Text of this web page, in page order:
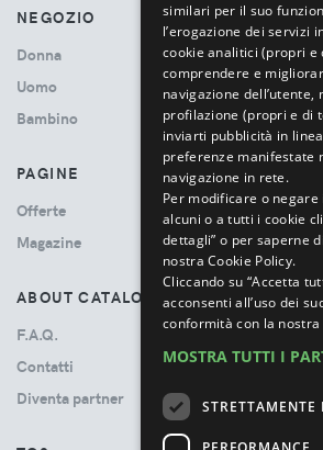
NEGOZIO
Donna
Uomo
Bambino
PAGINE
Offerte
Magazine
ABOUT CATALOVE
F.A.Q.
Contatti
Diventa partner
similari per il suo
l’erogazione dei servizi
cookie analitici (propri
comprendere e
navigazione dell’utente,
profilazione (propri e di
inviarti pubblicità in
preferenze manifestate
navigazione in rete.
Per modificare o negare
alcuni o a tutti i cookie
dettagli” o per saperne
nostra Cookie Policy.
Cliccando su “Accetta
acconsenti all’uso dei
conformità con la
MOSTRA TUTTI I
STRETTAMENTE